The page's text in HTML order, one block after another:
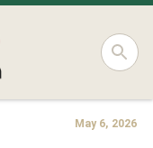
May 6, 2026